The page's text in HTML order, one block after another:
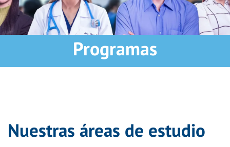
Programas
Nuestras áreas de estudio